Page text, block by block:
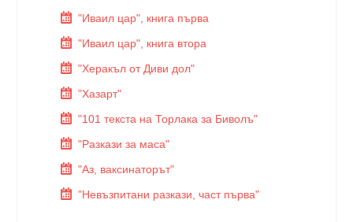
"Иваил цар", книга първа
"Иваил цар", книга втора
"Херакъл от Диви дол"
"Хазарт"
"101 текста на Торлака за Биволъ"
"Разкази за маса"
"Аз, ваксинаторът"
"Невъзпитани разкази, част първа"